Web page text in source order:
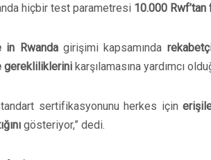
hiçbir test parametresi 10.000 Rwf’tan
in Rwandagirişimi kapsamında
gerekliliklerini karşılamasına yardımcı
standart sertifikasyonunu herkes için
gösteriyor,” dedi.